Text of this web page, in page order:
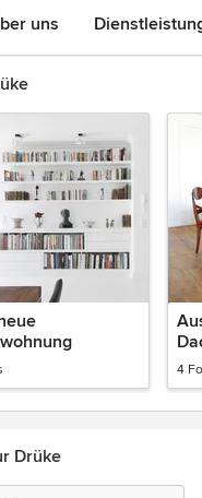
uns
4
Drüke